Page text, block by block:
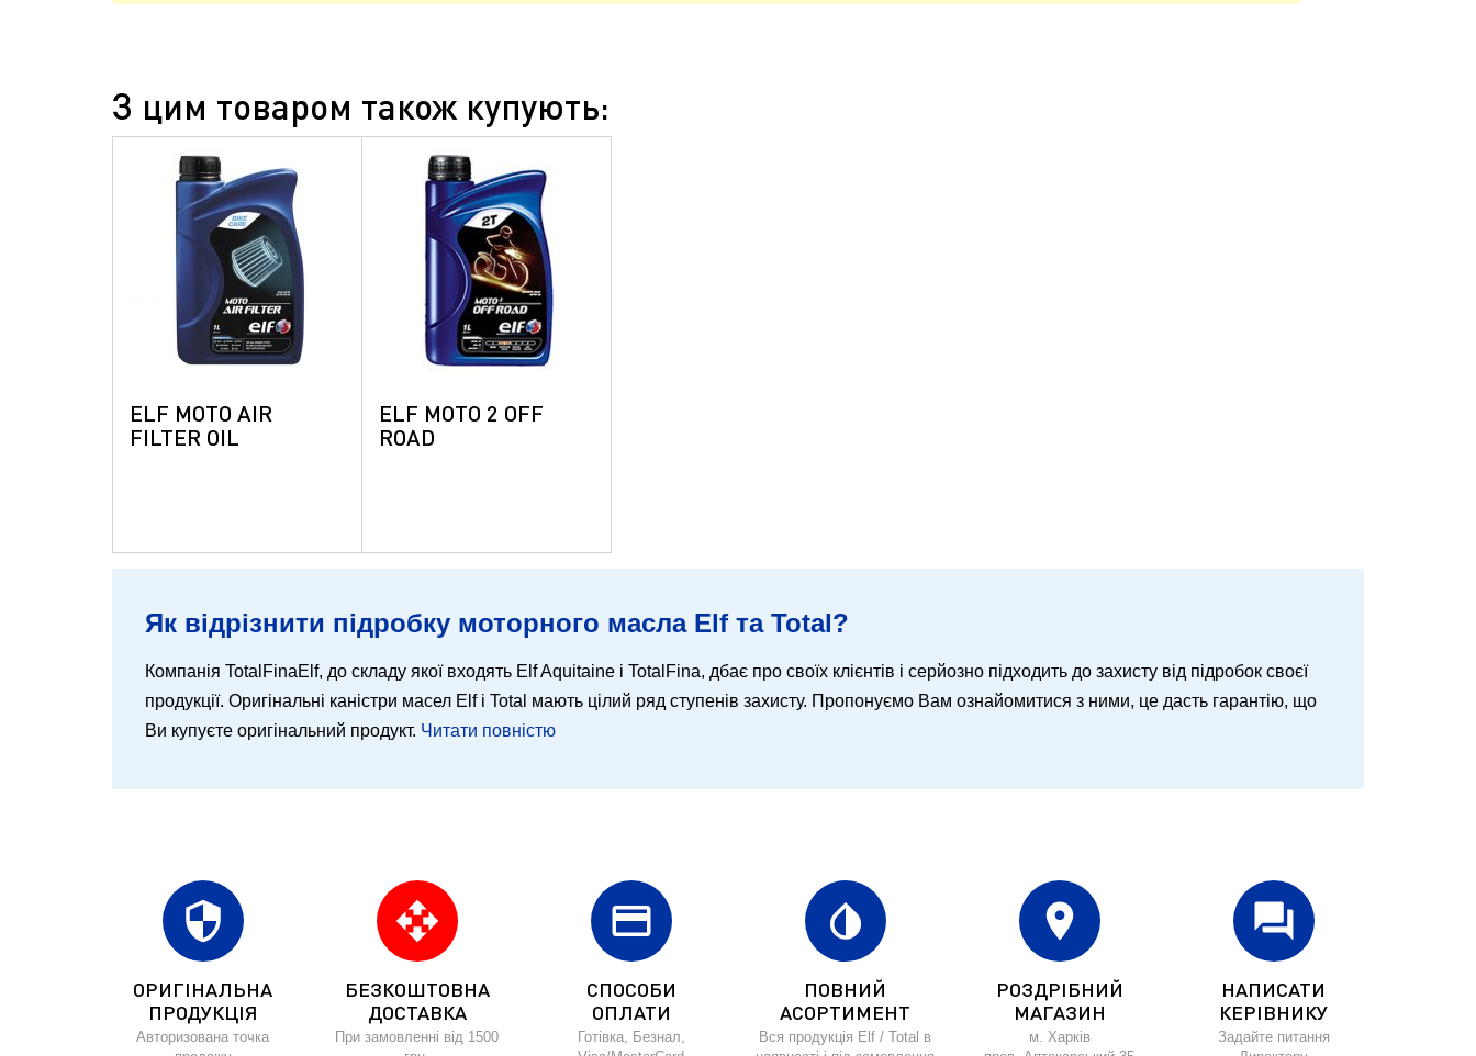
З цим товаром також купують:
ELF MOTO AIR
FILTER OIL
ELF MOTO 2 OFF
ROAD
Як відрізнити підробку моторного масла Elf та Total?
Компанія TotalFinaElf, до складу якої входять Elf Aquitaine і TotalFina, дбає про своїх клієнтів і серйозно підходить до захисту від підробок своєї
продукції. Оригінальні каністри масел Elf і Total мають цілий ряд ступенів захисту. Пропонуємо Вам ознайомитися з ними, це дасть гарантію, що
Ви купуєте оригінальний продукт. Читати повністю
security
ОРИГІНАЛЬНА
ПРОДУКЦІЯ
Авторизована точка
open_with
БЕЗКОШТОВНА
ДОСТАВКА
При замовленні від 1500
credit_card
СПОСОБИ
ОПЛАТИ
Готівка, Безнал,
invert_colors
ПОВНИЙ
АСОРТИМЕНТ
Вся продукція Elf / Total в
location_on
РОЗДРІБНИЙ
МАГАЗИН
м. Харків
forum
НАПИСАТИ
КЕРІВНИКУ
Задайте питання